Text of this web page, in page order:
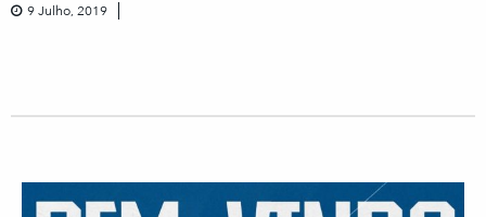
9 Julho, 2019